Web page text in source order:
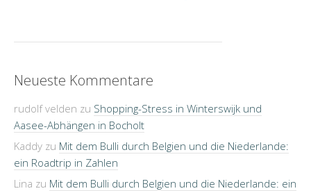
Neueste Kommentare
rudolf velden zu Shopping-Stress in Winterswijk und
Aasee-Abhängen in Bocholt
Kaddy zu Mit dem Bulli durch Belgien und die Niederlande:
ein Roadtrip in Zahlen
Lina zu Mit dem Bulli durch Belgien und die Niederlande: ein